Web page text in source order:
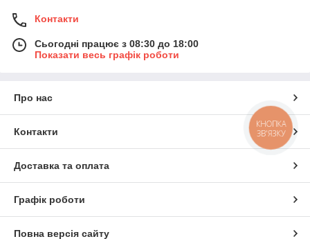
Контакти
Сьогодні працює з 08:30 до 18:00
Показати весь графік роботи
Про нас
Контакти
Доставка та оплата
Графік роботи
Повна версія сайту
КНОПКА
ЗВ'ЯЗКУ